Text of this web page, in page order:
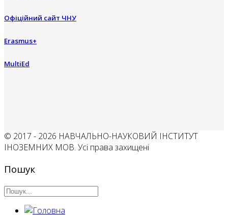
Офіційний сайт ЧНУ
Erasmus+
MultiEd
© 2017 - 2026 НАВЧАЛЬНО-НАУКОВИЙ ІНСТИТУТ
ІНОЗЕМНИХ МОВ. Усі права захищені
Пошук